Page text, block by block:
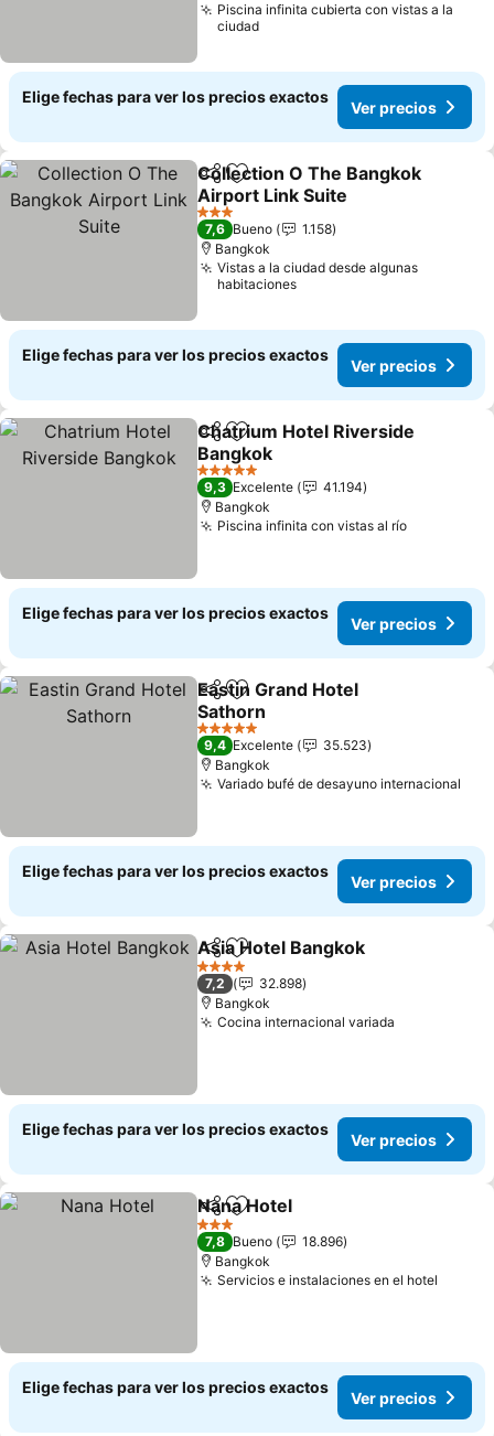
Piscina infinita cubierta con vistas a la
ciudad
Elige fechas para ver los precios exactos
Ver precios
CompartirAgregar a favoritos
Collection O The Bangkok
Airport Link Suite
3 Estrellas
7,6 Bueno
1.158
Bangkok
Vistas a la ciudad desde algunas
habitaciones
Elige fechas para ver los precios exactos
Ver precios
CompartirAgregar a favoritos
Chatrium Hotel Riverside
Bangkok
5 Estrellas
9,3 Excelente
41.194
Bangkok
Piscina infinita con vistas al río
Elige fechas para ver los precios exactos
Ver precios
CompartirAgregar a favoritos
Eastin Grand Hotel
Sathorn
5 Estrellas
9,4 Excelente
35.523
Bangkok
Variado bufé de desayuno internacional
Elige fechas para ver los precios exactos
Ver precios
CompartirAgregar a favoritos
Asia Hotel Bangkok
4 Estrellas
7,2
32.898
Bangkok
Cocina internacional variada
Elige fechas para ver los precios exactos
Ver precios
CompartirAgregar a favoritos
Nana Hotel
3 Estrellas
7,8 Bueno
18.896
Bangkok
Servicios e instalaciones en el hotel
Elige fechas para ver los precios exactos
Ver precios